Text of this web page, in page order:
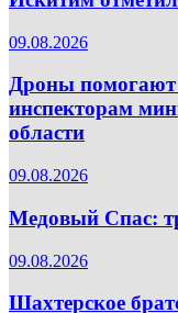
09.08.2026
Дроны помогают
инспекторам
области
09.08.2026
Медовый Спас:
09.08.2026
Шахтерское